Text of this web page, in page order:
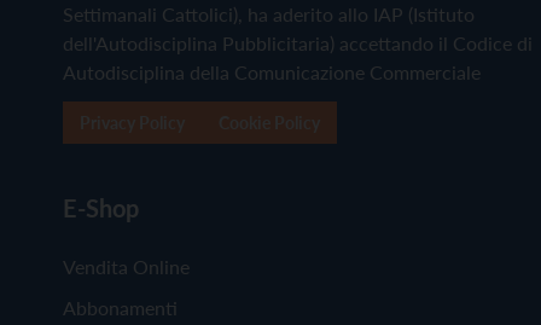
Settimanali Cattolici), ha aderito allo IAP (Istituto
dell'Autodisciplina Pubblicitaria) accettando il Codice di
Autodisciplina della Comunicazione Commerciale
E-Shop
Vendita Online
Abbonamenti